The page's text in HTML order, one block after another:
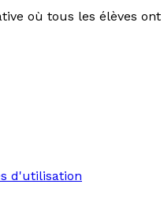
où tous les élèves
d'utilisation